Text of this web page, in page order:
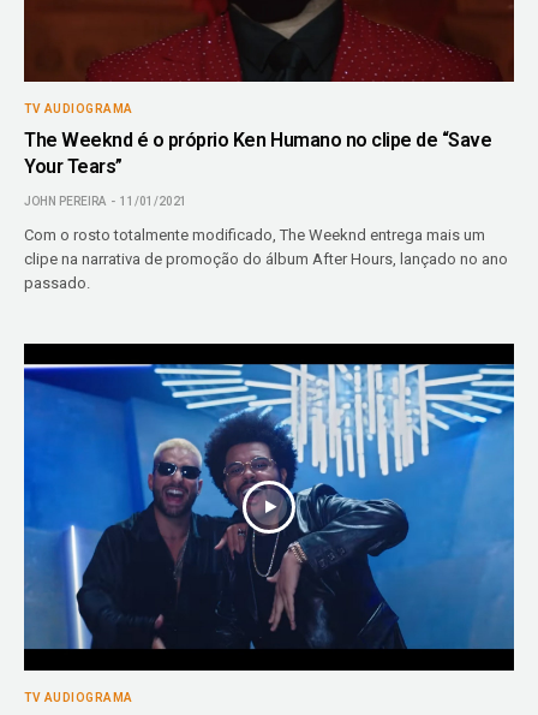
TV AUDIOGRAMA
The Weeknd é o próprio Ken Humano no clipe de “Save
Your Tears”
JOHN PEREIRA 11/01/2021
Com o rosto totalmente modificado, The Weeknd entrega mais um
clipe na narrativa de promoção do álbum After Hours, lançado no ano
passado.
TV AUDIOGRAMA